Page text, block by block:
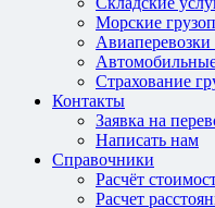
Морские
Авиаперевозки
Страхование
Контакты
Заявка на
Написать нам
Справочники
Расчёт
Расчет